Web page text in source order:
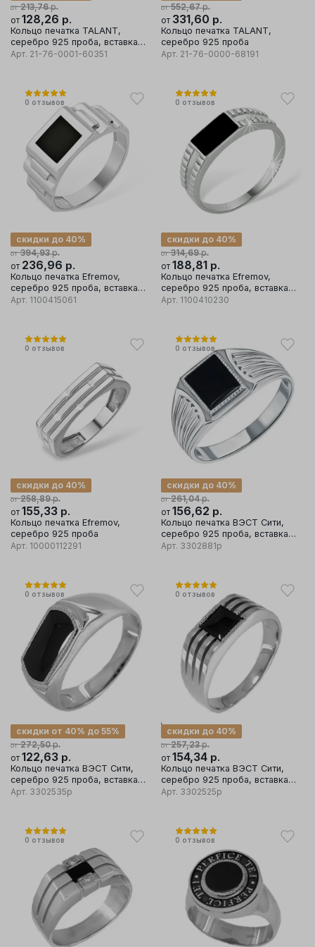
от 213,76р.
от 128,26 р.
Кольцо печатка TALANT,
серебро 925 проба, вставка
фианит
Арт. 21-76-0001-60351
от 552,67р.
от 331,60 р.
Кольцо печатка TALANT,
серебро 925 проба
Арт. 21-76-0000-68191
0 отзывов
от 394,93р.
скидки до 40%
от 236,96 р.
Кольцо печатка Efremov,
серебро 925 проба, вставка
эмаль
Арт. 1100415061
0 отзывов
от 314,69р.
скидки до 40%
от 188,81 р.
Кольцо печатка Efremov,
серебро 925 проба, вставка
эмаль
Арт. 1100410230
0 отзывов
от 258,89р.
скидки до 40%
от 155,33 р.
Кольцо печатка Efremov,
серебро 925 проба
Арт. 10000112291
0 отзывов
от 261,04р.
скидки до 40%
от 156,62 р.
Кольцо печатка ВЭСТ Сити,
серебро 925 проба, вставка
фианит
Арт. 3302881р
0 отзывов
от 272,50р.
скидки от 40% до 55%
от 122,63 р.
Кольцо печатка ВЭСТ Сити,
серебро 925 проба, вставка
фианит
Арт. 3302535р
0 отзывов
от 257,23р.
скидки до 40%
от 154,34 р.
Кольцо печатка ВЭСТ Сити,
серебро 925 проба, вставка
фианит
Арт. 3302525р
0 отзывов 0 отзывов